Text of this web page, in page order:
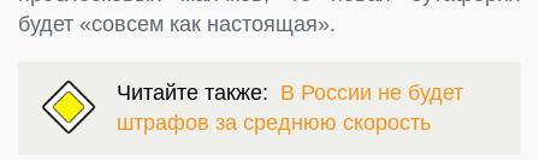
будет «совсем как настоящая».
Читайте также: В России не будет
штрафов за среднюю скорость